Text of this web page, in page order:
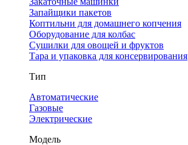
Запайщики пакетов
Коптильни для домашнего копчения
Оборудование для колбас
Сушилки для овощей и фруктов
Тара и упаковка для консервирования
Тип
Автоматические
Газовые
Электрические
Модель